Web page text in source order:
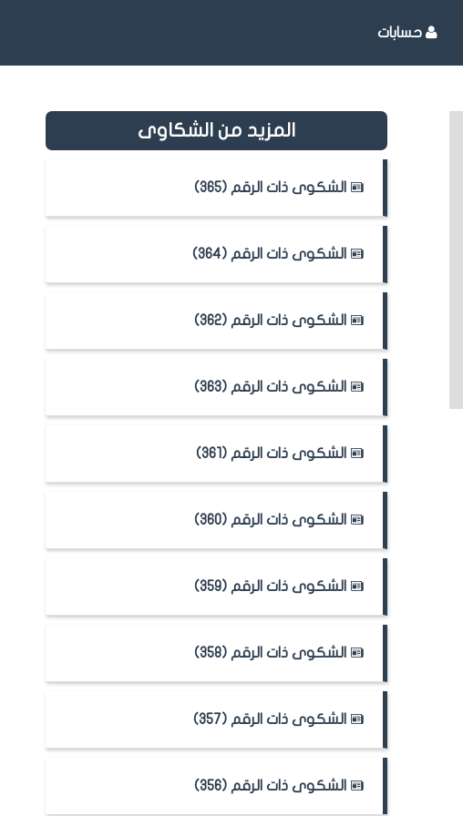
حسابات
المزيد من الشكاوى
الشكوى ذات الرقم (365)
الشكوى ذات الرقم (364)
الشكوى ذات الرقم (362)
الشكوى ذات الرقم (363)
الشكوى ذات الرقم (361)
الشكوى ذات الرقم (360)
الشكوى ذات الرقم (359)
الشكوى ذات الرقم (358)
الشكوى ذات الرقم (357)
الشكوى ذات الرقم (356)